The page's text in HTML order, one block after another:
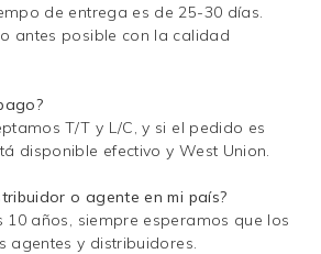
de entrega es de 25-30 días.
antes posible con la calidad
T/T y L/C, y si el pedido es
disponible efectivo y West Union.
o agente en mi país?
10 años, siempre esperamos que los
agentes y distribuidores.